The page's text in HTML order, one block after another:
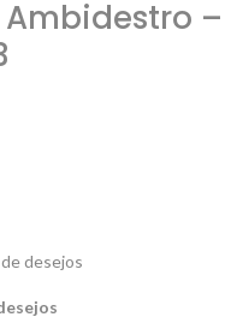
–
desejos